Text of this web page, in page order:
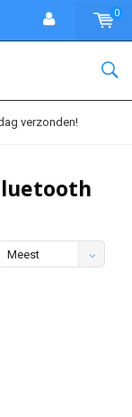
0
verzonden!
Meest